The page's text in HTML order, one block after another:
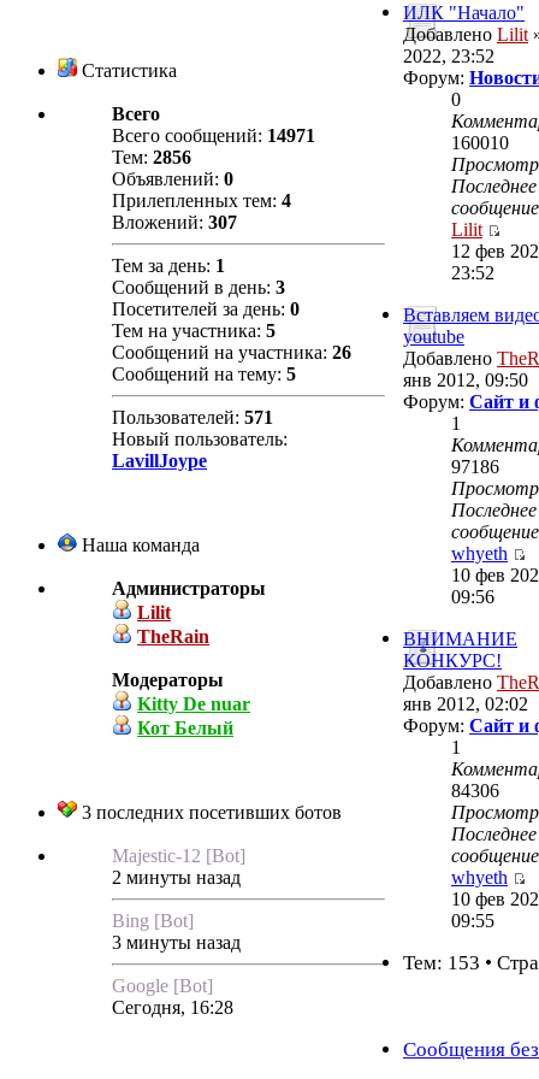
Статистика
Всего
Всего сообщений: 14971
Тем: 2856
Объявлений: 0
Прилепленных тем: 4
Вложений: 307
Тем за день: 1
Сообщений в день: 3
Посетителей за день: 0
Тем на участника: 5
Сообщений на участника: 26
Сообщений на тему: 5
Пользователей: 571
Новый пользователь:
LavillJoype
Наша команда
Администраторы
Lilit
TheRain
Модераторы
Kitty De nuar
Кот Белый
3 последних посетивших ботов
Majestic-12 [Bot]
2 минуты назад
Bing [Bot]
3 минуты назад
Google [Bot]
Сегодня, 16:28
ИЛК "Начало"
Добавлено Lilit
2022, 23:52
Форум:
0
160010
Последнее
сообщение
Lilit
12 фев
23:52
Вставляем
youtube
Добавлено
янв 2012, 09:50
Форум: Сайт и
1
97186
Последнее
сообщение
whyeth
10 фев
09:56
ВНИМАНИЕ
КОНКУРС!
Добавлено
янв 2012, 02:02
Форум: Сайт и
1
84306
Последнее
сообщение
whyeth
10 фев
09:55
Тем: 153 •
Сообщения без